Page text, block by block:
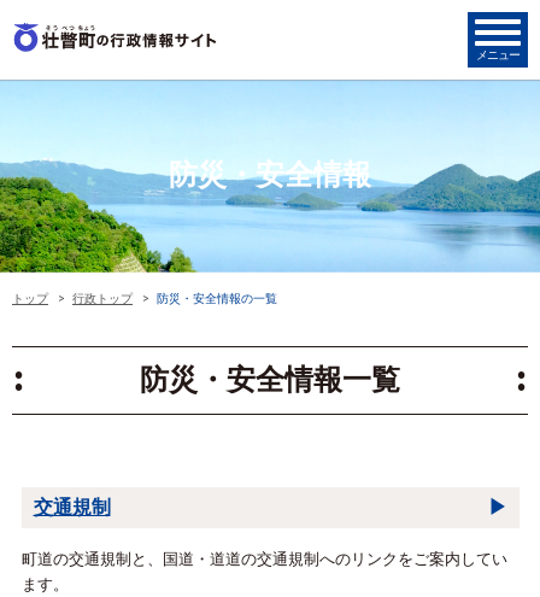
防災・安全情報
トップ 行政トップ 防災・安全情報の一覧
防災・安全情報一覧
交通規制
町道の交通規制と、国道・道道の交通規制へのリンクをご案内してい
ます。